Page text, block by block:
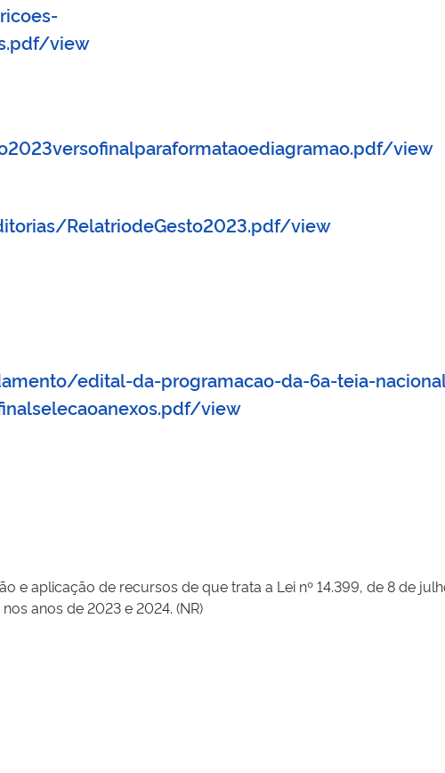
view
view
RelatriodeGesto2023.pdf/view
edital-da-programacao-da-6a-teia-
view
e aplicação de recursos de que trata a Lei nº 14.399, de 8 de
anos de 2023 e 2024. (NR)